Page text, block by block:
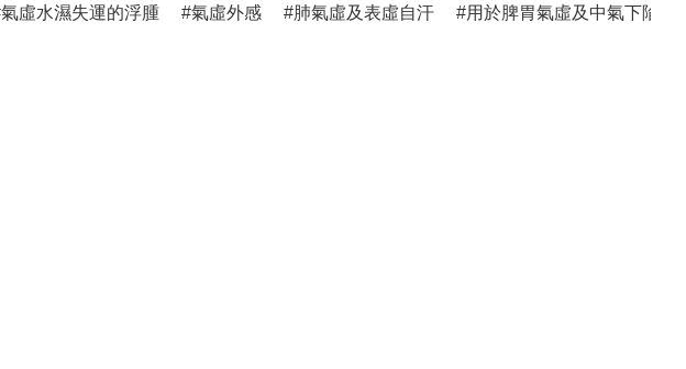
氣虛水濕失運的浮腫 氣虛外感 肺氣虛及表虛自汗 用於脾胃氣虛及中氣下陷諸